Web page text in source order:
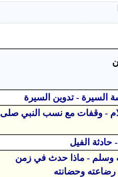
السيرة - تدوين السيرة
- وقفات مع نسب النبي صلى
حادثة الفيل
وسلم - ماذا حدث في زمن
رضاعته وحضانته